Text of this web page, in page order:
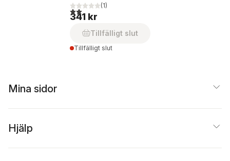
2,0utav 5 stjärnor. Totalt antal röster:
(1)
341 kr
Tillfälligt slut
Tillfälligt slut
Mina sidor
Hjälp